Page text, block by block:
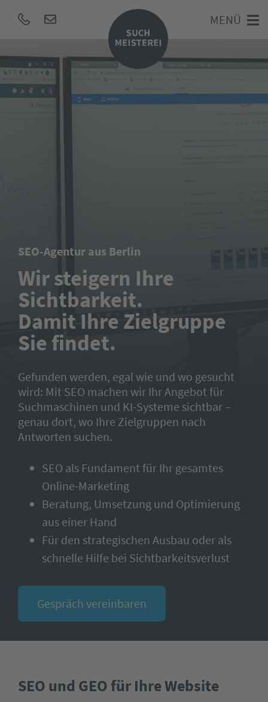
MENÜ
SEO-Agentur aus Berlin
Wir steigern Ihre
Sichtbarkeit.
Damit Ihre Zielgruppe
Sie findet.
Gefunden werden, egal wie und wo gesucht
wird: Mit SEO machen wir Ihr Angebot für
Suchmaschinen und KI-Systeme sichtbar –
genau dort, wo Ihre Zielgruppen nach
Antworten suchen.
SEO als Fundament für Ihr gesamtes
Online-Marketing
Beratung, Umsetzung und Optimierung
aus einer Hand
Für den strategischen Ausbau oder als
schnelle Hilfe bei Sichtbarkeitsverlust
Gespräch vereinbaren
SEO und GEO für Ihre Website